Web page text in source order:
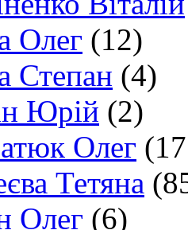
Олег (12)
Степан (4)
Юрій (2)
Олег
Тетяна
Олег (6)